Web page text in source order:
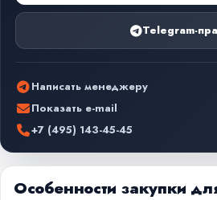
Telegram-
Написать менеджеру
Показать e-mail
+7 (495) 143-45-45
Особенности закупки